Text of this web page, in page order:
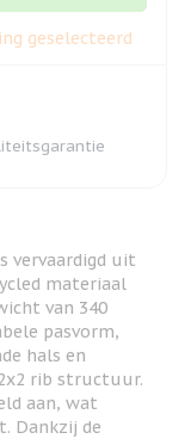
geselecteerd
vervaardigd uit
materiaal
van 340
pasvorm,
hals en
rib structuur.
aan, wat
Dankzij de